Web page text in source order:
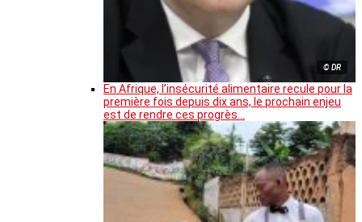
© DR
En Afrique, l’insécurité alimentaire recule pour la
première fois depuis dix ans, le prochain enjeu
est de rendre ces progrès…